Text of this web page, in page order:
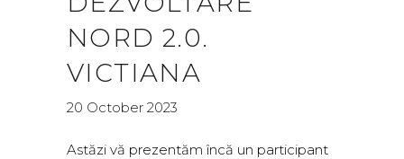
NORD 2.0.
VICTIANA
20 October 2023
Astăzi vă prezentăm încă un participant